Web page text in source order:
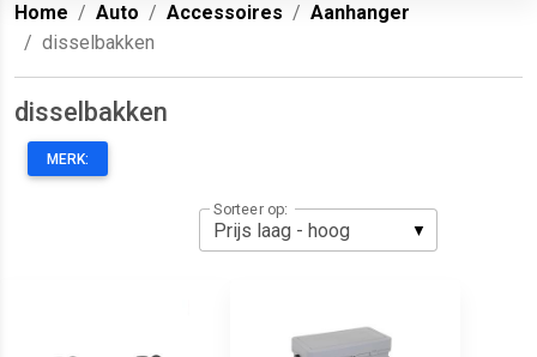
Home
Auto Accessoires
Aanhanger
disselbakken
disselbakken
MERK:
Sorteer op: